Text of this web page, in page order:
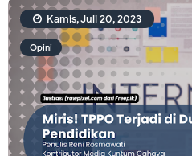
Opini
Kamis, Juli 20, 2023